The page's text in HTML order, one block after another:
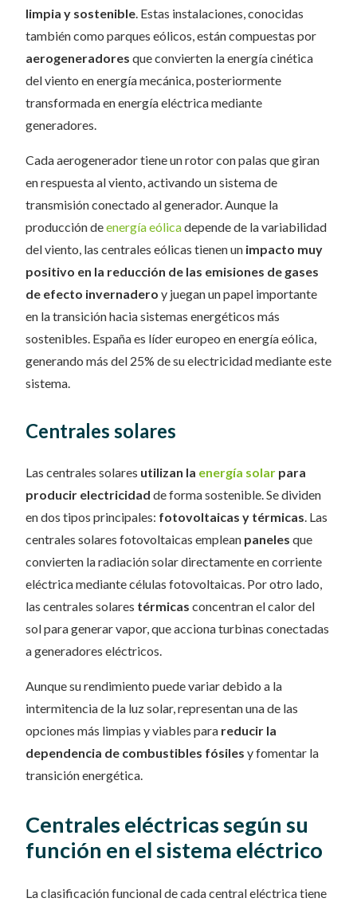
limpia y sostenible. Estas instalaciones, conocidas
también como parques eólicos, están compuestas por
aerogeneradores que convierten la energía cinética
del viento en energía mecánica, posteriormente
transformada en energía eléctrica mediante
generadores.
Cada aerogenerador tiene un rotor con palas que giran
en respuesta al viento, activando un sistema de
transmisión conectado al generador. Aunque la
producción deenergía eólicadepende de la variabilidad
del viento, las centrales eólicas tienen un impacto muy
positivo en la reducción de las emisiones de gases
de efecto invernadero y juegan un papel importante
en la transición hacia sistemas energéticos más
sostenibles. España es líder europeo en energía eólica,
generando más del 25% de su electricidad mediante este
sistema.
Centrales solares
Las centrales solares utilizan la energía solar para
producir electricidad de forma sostenible. Se dividen
en dos tipos principales: fotovoltaicas y térmicas. Las
centrales solares fotovoltaicas emplean paneles que
convierten la radiación solar directamente en corriente
eléctrica mediante células fotovoltaicas. Por otro lado,
las centrales solares térmicas concentran el calor del
sol para generar vapor, que acciona turbinas conectadas
a generadores eléctricos.
Aunque su rendimiento puede variar debido a la
intermitencia de la luz solar, representan una de las
opciones más limpias y viables para reducir la
dependencia de combustibles fósiles y fomentar la
transición energética.
Centrales eléctricas según su
función en el sistema eléctrico
La clasificación funcional de cada central eléctrica tiene